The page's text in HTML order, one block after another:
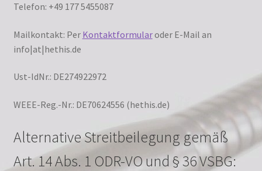
Versandarten
Vertrag widerrufen
Warenkorb
Widerrufsbelehrung
Zahlungsarten
Telefon: +49 177 5455087
Mailkontakt: Per Kontaktformularoder E-Mail an
info|at|hethis.de
Ust-IdNr.: DE274922972
WEEE-Reg.-Nr.: DE70624556 (hethis.de)
Alternative Streitbeilegung gemäß
Art. 14 Abs. 1 ODR-VO und § 36 VSBG: